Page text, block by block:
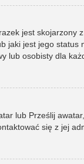
jest skojarzony
jaki jest jego status
lub osobisty dla
lub Prześlij
się z jej